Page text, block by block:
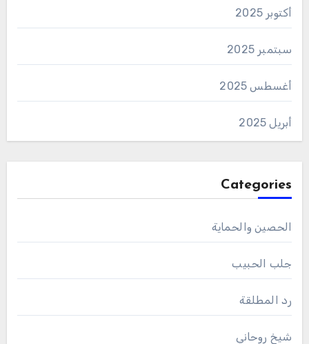
أكتوبر 2025
سبتمبر 2025
أغسطس 2025
أبريل 2025
Categories
الحصين والحماية
جلب الحبيب
رد المطلقة
شيخ روحاني